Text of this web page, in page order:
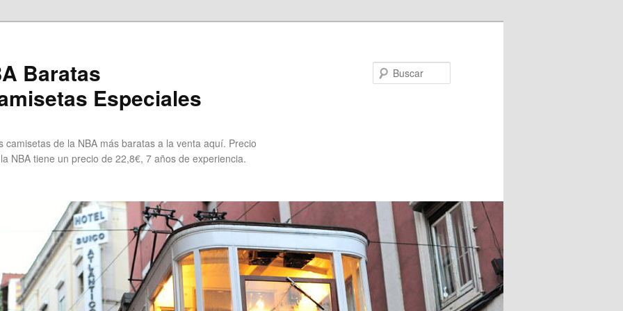
Baratas
Especiales
de la NBA más baratas a la venta aquí. Precio
NBA tiene un precio de 22,8€, 7 años de experiencia.